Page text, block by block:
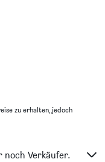
zu erhalten, jedoch
noch Verkäufer.